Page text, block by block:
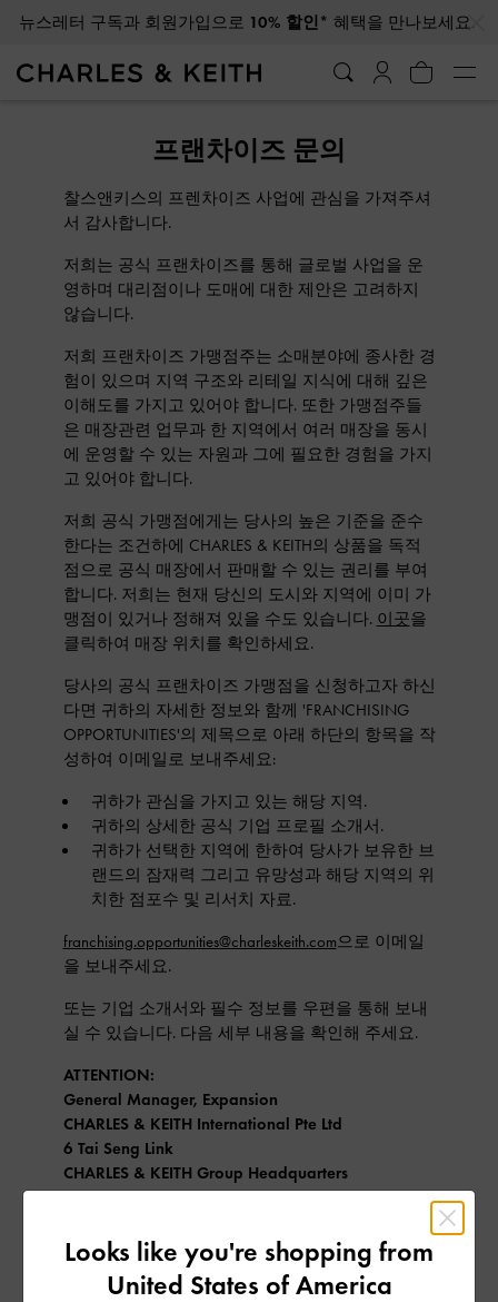
뉴스레터 구독과 회원가입으로 10% 할인* 혜택을 만나보세요.
프랜차이즈 문의
찰스앤키스의 프렌차이즈 사업에 관심을 가져주셔
서 감사합니다.
저희는 공식 프랜차이즈를 통해 글로벌 사업을 운
영하며 대리점이나 도매에 대한 제안은 고려하지
않습니다.
저희 프랜차이즈 가맹점주는 소매분야에 종사한 경
험이 있으며 지역 구조와 리테일 지식에 대해 깊은
이해도를 가지고 있어야 합니다. 또한 가맹점주들
은 매장관련 업무과 한 지역에서 여러 매장을 동시
에 운영할 수 있는 자원과 그에 필요한 경험을 가지
고 있어야 합니다.
저희 공식 가맹점에게는 당사의 높은 기준을 준수
한다는 조건하에 CHARLES & KEITH의 상품을 독적
점으로 공식 매장에서 판매할 수 있는 권리를 부여
합니다. 저희는 현재 당신의 도시와 지역에 이미 가
맹점이 있거나 정해져 있을 수도 있습니다. 이곳을
클릭하여 매장 위치를 확인하세요.
당사의 공식 프랜차이즈 가맹점을 신청하고자 하신
다면 귀하의 자세한 정보와 함께 'FRANCHISING
OPPORTUNITIES'의 제목으로 아래 하단의 항목을 작
성하여 이메일로 보내주세요:
귀하가 관심을 가지고 있는 해당 지역.
귀하의 상세한 공식 기업 프로필 소개서.
귀하가 선택한 지역에 한하여 당사가 보유한 브
랜드의 잠재력 그리고 유망성과 해당 지역의 위
치한 점포수 및 리서치 자료.
franchising.opportunities@charleskeith.com으로 이메일
을 보내주세요.
또는 기업 소개서와 필수 정보를 우편을 통해 보내
실 수 있습니다. 다음 세부 내용을 확인해 주세요.
ATTENTION:
General Manager, Expansion
CHARLES & KEITH International Pte Ltd
6 Tai Seng Link
CHARLES & KEITH Group Headquarters
Level 8
정보가 불충할 경우 프랜차이즈 평가가 지연 될 수
있습니다. 당사는 모든 문의 사항에 답변하지 않을
Looks like you're shopping from
United States of America